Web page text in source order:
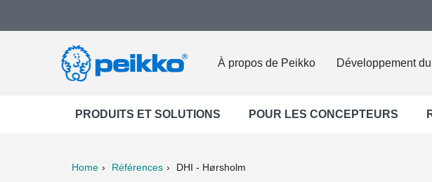
À propos de Peikko Développement
PRODUITS ET SOLUTIONS POUR LES CONCEPTEURS
Home Références DHI - Hørsholm